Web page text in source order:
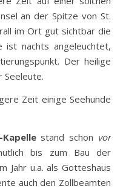
an der Spitze von St.
im Ort gut sichtbar die
ist nachts angeleuchtet,
Der heilige
Seeleute.
Zeit einige Seehunde
stand schon vor
bis zum Bau der
Jahr u.a. als Gotteshaus
auch den Zollbeamten